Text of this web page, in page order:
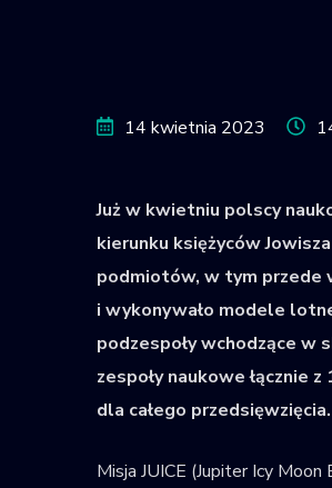
14 kwietnia 2023
Już w kwietniu polscy
kierunku księżyców
podmiotów, w tym przede
i wykonywało modele
podzespoły wchodzące w
zespoły naukowe łącznie
dla całego przedsięwzięcia.
Misja JUICE (Jupiter Icy